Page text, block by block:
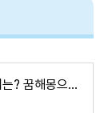
부모님 병 꿈과 나의 심리 상태는? 꿈해몽으로 알아보자